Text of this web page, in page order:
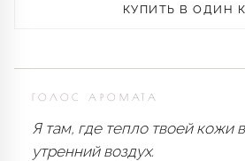
КУПИТЬ В ОДИН
ГОЛОС АРОМАТА
Я там, где тепло твоей кожи
утренний воздух.